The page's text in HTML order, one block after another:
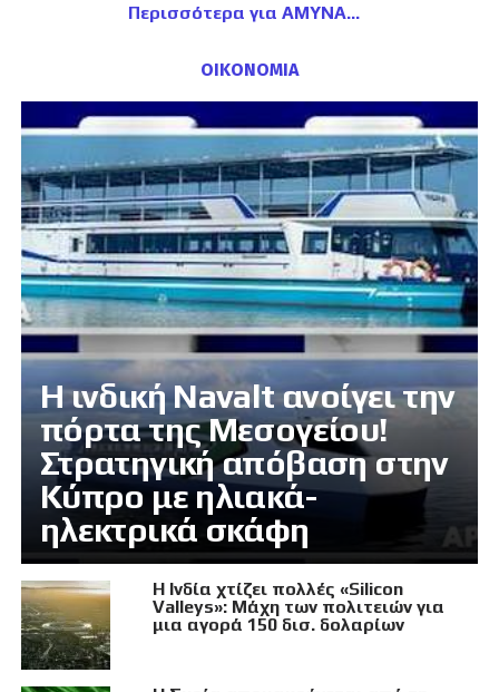
Περισσότερα για ΑΜΥΝΑ
ΟΙΚΟΝΟΜΙΑ
Η ινδική Navalt ανοίγει την
πόρτα της Μεσογείου!
Στρατηγική απόβαση στην
Κύπρο με ηλιακά-
ηλεκτρικά σκάφη
Η Ινδία χτίζει πολλές «Silicon
Valleys»: Μάχη των πολιτειών για
μια αγορά 150 δισ. δολαρίων